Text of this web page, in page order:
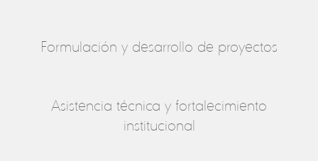
Formulación y desarrollo de proyectos
Asistencia técnica y fortalecimiento
institucional